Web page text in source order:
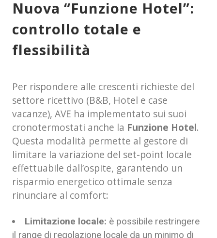
Nuova “Funzione Hotel”:
controllo totale e
flessibilità
Per rispondere alle crescenti richieste del
settore ricettivo (B&B, Hotel e case
vacanze), AVE ha implementato sui suoi
cronotermostati anche la Funzione Hotel.
Questa modalità permette al gestore di
limitare la variazione del set-point locale
effettuabile dall’ospite, garantendo un
risparmio energetico ottimale senza
rinunciare al comfort:
Limitazione locale: è possibile restringere
il range di regolazione locale da un minimo di